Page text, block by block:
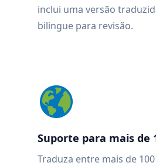
inclui uma versão
bilingue para revisão.
Suporte para mais de
Traduza entre mais de